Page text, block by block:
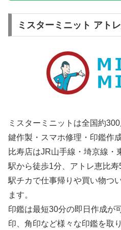
ミスターミニット アト
ミスターミニットは全国約
鍵作製・スマホ修理・印鑑作
比寿店はJR山手線・埼京線・
駅から徒歩1分、アトレ恵比寿
駅チカで仕事帰りや買い物つ
ます。
印鑑は最短30分の即日作成が
印、角印など様々な印鑑を取